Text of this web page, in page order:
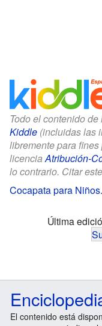
Todo el contenido
Kiddle (incluidas las
libremente para
licenciaAtribución-
lo contrario. Citar
Cocapata para Niños.
Última
El contenido está